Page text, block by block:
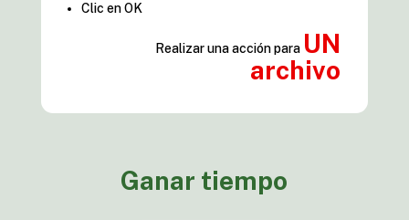
Clic en OK
Realizar una acción para UN
archivo
Ganar tiempo